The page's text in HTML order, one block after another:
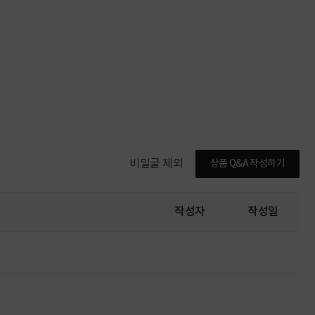
비밀글 제외 상품 Q&A 작성하기
작성자 작성일